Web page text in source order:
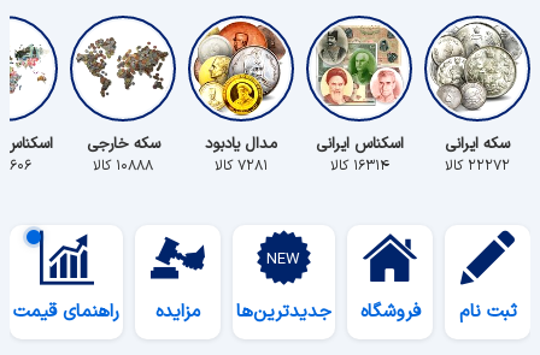
سکه ایرانی
۲۲۲۷۲ کالا
اسکناس ایرانی
۱۶۳۱۴ کالا
مدال یادبود
۷۲۸۱ کالا
سکه خارجی
۱۰۸۸۸ کالا ۵۶۰۶ کالا
ثبت نام فروشگاه جدیدترین‌ها مزایده راهنمای قیمت